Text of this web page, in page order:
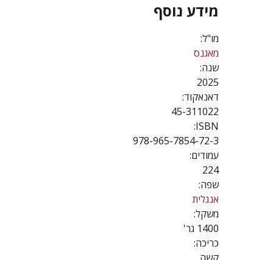
מידע נוסף
מו"ל:
מאגנס
שנה:
2025
דאנאקוד:
45-311022
ISBN:
978-965-7854-72-3
עמודים:
224
שפה:
אנגלית
משקל:
1400 גר'
כריכה: